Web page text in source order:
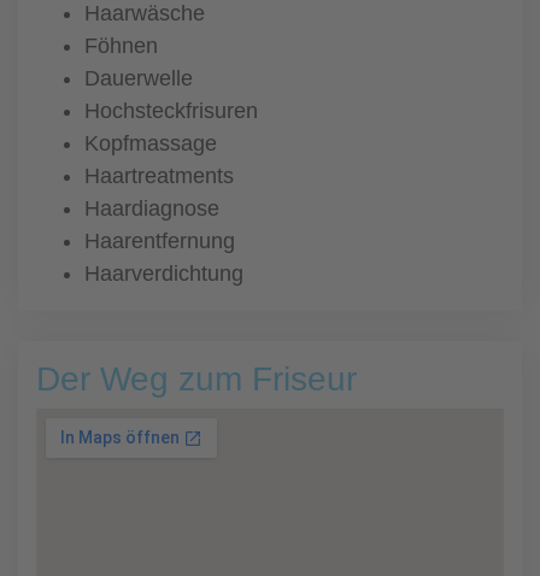
Haarwäsche
Föhnen
Dauerwelle
Hochsteckfrisuren
Kopfmassage
Haartreatments
Haardiagnose
Haarentfernung
Haarverdichtung
Der Weg zum Friseur